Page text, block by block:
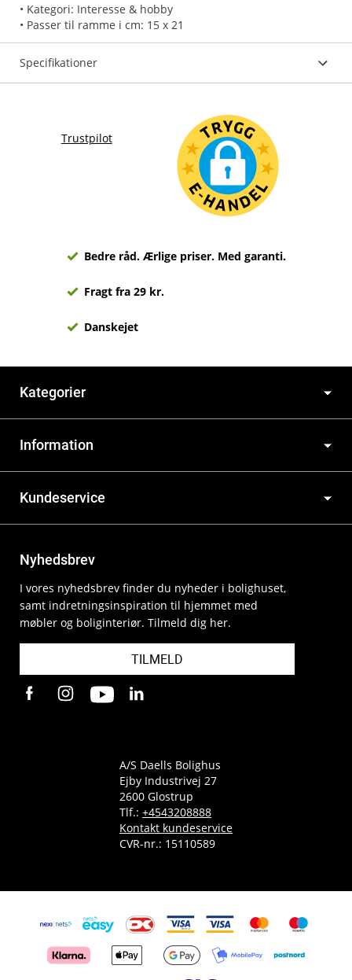
• Kategori: Interesse & hobby
• Passer til ramme i cm: 15 x 21
Specifikationer
Trustpilot
Bedre råd. Ærlige priser. Med garanti.
Fragt fra 29 kr.
Danskejet
Kategorier
Information
Kundeservice
Nyhedsbrev
I vores nyhedsbrev finder du nyheder i bolighuset,
samt indretningsinspiration til hjemmet med
møbler og boliginteriør. Tilmeld dig her.
TILMELD
A/S Daells Bolighus
Ejby Industrivej 27
2600 Glostrup
Tlf.: +4543208888
Kontakt kundeservice
CVR-nr.: 15110589